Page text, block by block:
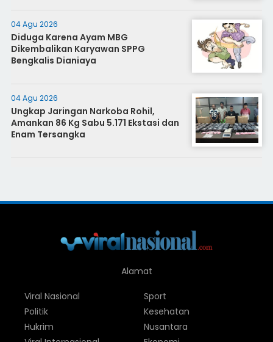
04 Agu 2026
Diduga Karena Ayam MBG
Dikembalikan Karyawan SPPG
Bengkalis Dianiaya
04 Agu 2026
Ungkap Jaringan Narkoba Rohil,
Amankan 86 Kg Sabu 5.171 Ekstasi dan
Enam Tersangka
Alamat
Viral Nasional
Politik
Hukrim
Sport
Kesehatan
Nusantara